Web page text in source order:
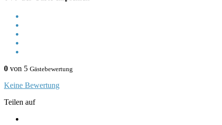
0 von 5 Gästebewertung
Keine Bewertung
Teilen auf